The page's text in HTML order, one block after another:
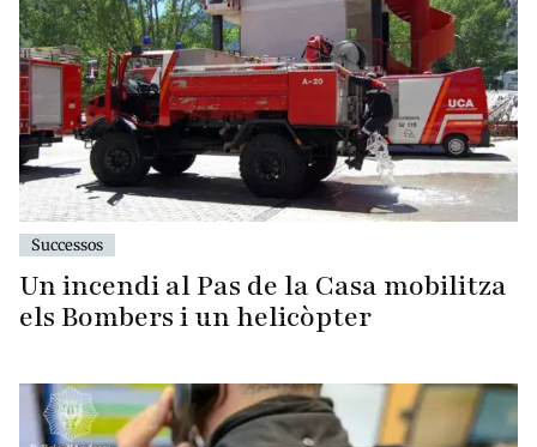
Successos
Un incendi al Pas de la Casa mobilitza
els Bombers i un helicòpter